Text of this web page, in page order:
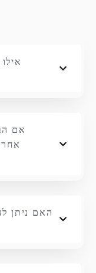
אם
האם ניתן